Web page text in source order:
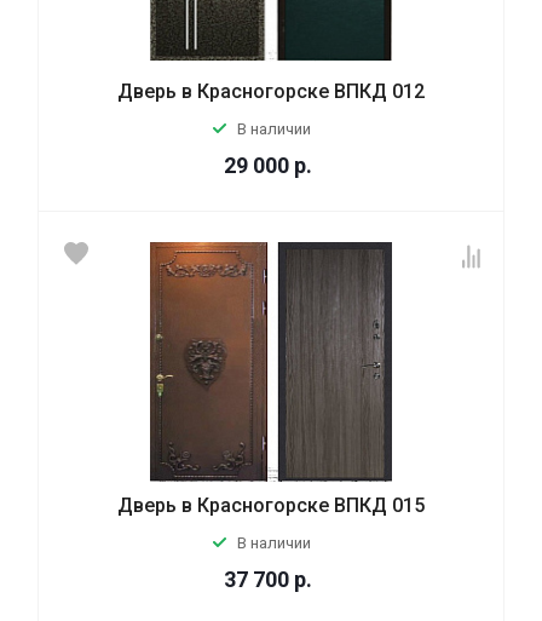
Дверь в Красногорске ВПКД 012
В наличии
29 000 р.
Дверь в Красногорске ВПКД 015
В наличии
37 700 р.